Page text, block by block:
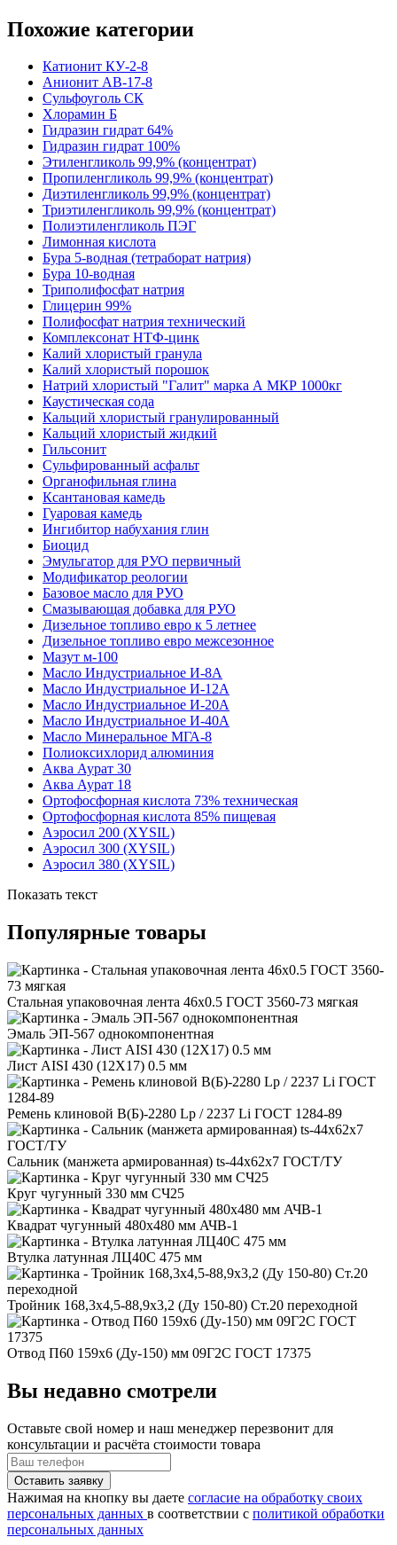
Похожие категории
Катионит КУ-2-8
Анионит АВ-17-8
Сульфоуголь СК
Хлорамин Б
Гидразин гидрат 64%
Гидразин гидрат 100%
Этиленгликоль 99,9% (концентрат)
Пропиленгликоль 99,9% (концентрат)
Диэтиленгликоль 99,9% (концентрат)
Триэтиленгликоль 99,9% (концентрат)
Полиэтиленгликоль ПЭГ
Лимонная кислота
Бура 5-водная (тетраборат натрия)
Бура 10-водная
Триполифосфат натрия
Глицерин 99%
Полифосфат натрия технический
Комплексонат НТФ-цинк
Калий хлористый гранула
Калий хлористый порошок
Натрий хлористый "Галит" марка А МКР 1000кг
Каустическая сода
Кальций хлористый гранулированный
Кальций хлористый жидкий
Гильсонит
Сульфированный асфальт
Органофильная глина
Ксантановая камедь
Гуаровая камедь
Ингибитор набухания глин
Биоцид
Эмульгатор для РУО первичный
Модификатор реологии
Базовое масло для РУО
Смазывающая добавка для РУО
Дизельное топливо евро к 5 летнее
Дизельное топливо евро межсезонное
Мазут м-100
Масло Индустриальное И-8А
Масло Индустриальное И-12А
Масло Индустриальное И-20А
Масло Индустриальное И-40А
Масло Минеральное МГА-8
Полиоксихлорид алюминия
Аква Аурат 30
Аква Аурат 18
Ортофосфорная кислота 73% техническая
Ортофосфорная кислота 85% пищевая
Аэросил 200 (XYSIL)
Аэросил 300 (XYSIL)
Аэросил 380 (XYSIL)
Показать текст
Популярные товары
Стальная упаковочная лента 46x0.5 ГОСТ 3560-73 мягкая
Эмаль ЭП-567 однокомпонентная
Лист AISI 430 (12Х17) 0.5 мм
Ремень клиновой В(Б)-2280 Lp / 2237 Li ГОСТ 1284-89
Сальник (манжета армированная) ts-44x62x7 ГОСТ/ТУ
Круг чугунный 330 мм СЧ25
Квадрат чугунный 480x480 мм АЧВ-1
Втулка латунная ЛЦ40С 475 мм
Тройник 168,3x4,5-88,9x3,2 (Ду 150-80) Ст.20 переходной
Отвод П60 159x6 (Ду-150) мм 09Г2С ГОСТ 17375
Вы недавно смотрели
Оставьте свой номер и наш менеджер перезвонит для
консультации и расчёта стоимости товара
Нажимая на кнопку вы даете согласие на обработку своих
персональных данных в соответствии с политикой обработки
персональных данных